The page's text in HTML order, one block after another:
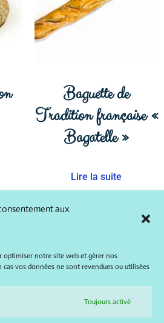
aux
optimiser notre site web et gérer nos
cas vos données ne sont revendues ou utilisées
Toujours activé
Baguette de
Tradition française «
Bagatelle »
Lire la suite